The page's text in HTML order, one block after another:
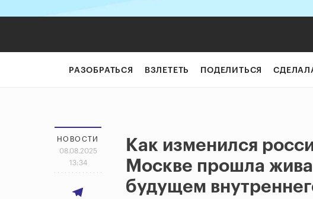
РАЗОБРАТЬСЯ ВЗЛЕТЕТЬ ПОДЕЛИТЬСЯ
НОВОСТИ
08.08.2025
13:34
Как изменился
Москве прошла
будущем